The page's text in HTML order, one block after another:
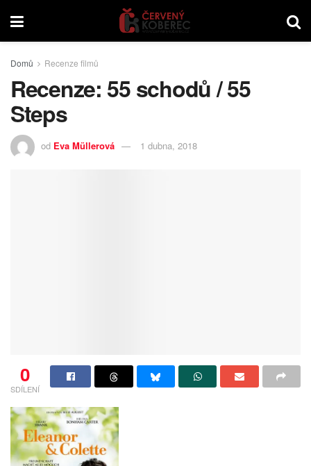
Domů Recenze filmů
Recenze: 55 schodů / 55
Steps
od Eva Müllerová 1 dubna, 2018
0
SDÍLENÍ